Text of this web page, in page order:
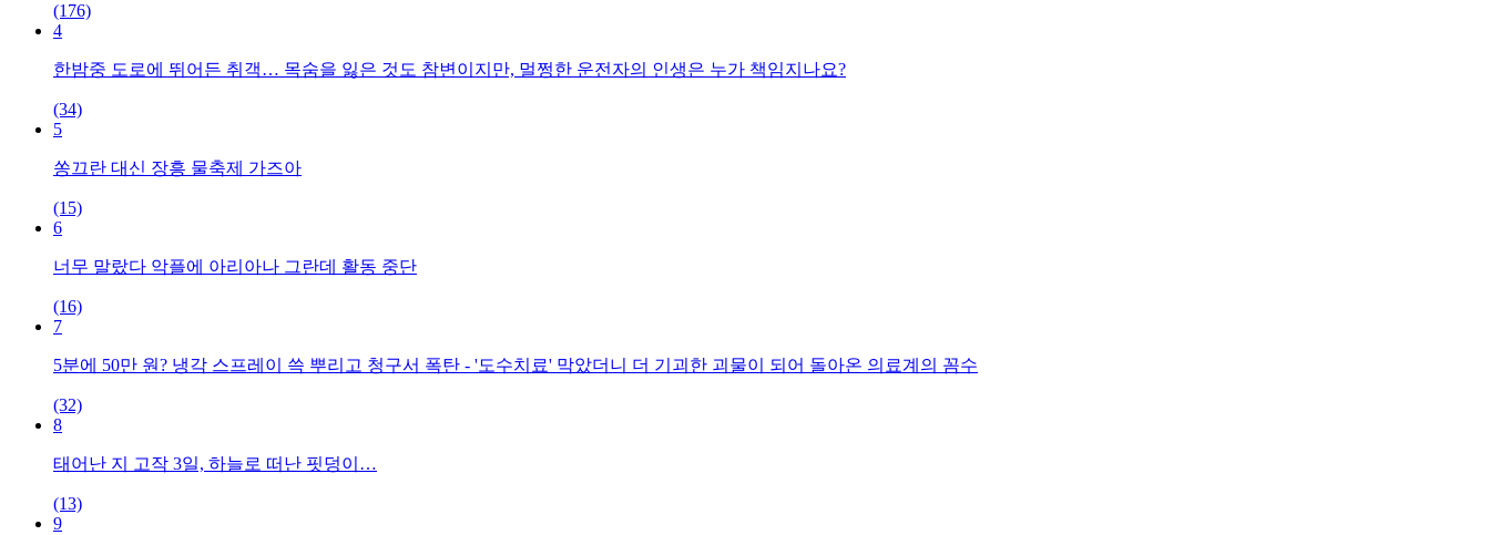
(176)
4
한밤중 도로에 뛰어든 취객… 목숨을 잃은 것도 참변이지만, 멀쩡한 운전자의 인생은 누가 책임지나요?
(34)
5
쏭끄란 대신 장흥 물축제 가즈아
(15)
6
너무 말랐다 악플에 아리아나 그란데 활동 중단
(16)
7
5분에 50만 원? 냉각 스프레이 쓱 뿌리고 청구서 폭탄 - '도수치료' 막았더니 더 기괴한 괴물이 되어 돌아온 의료계의 꼼수
(32)
8
태어난 지 고작 3일, 하늘로 떠난 핏덩이…
(13)
9